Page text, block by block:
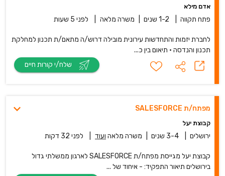
אדם מילא
פתח תקווה 1-2 שנים משרה מלאה לפני 5 שעות
לחברת יזמות והתחדשות עירונית מובילה דרוש/ה מתאם/ת תכנון למחלקת
תכנון והנדסה • תיאום בין כ...
מפתח/ת SALESFORCE
קבוצת יעל
ירושלים 3-4 שנים משרה מלאה ועוד לפני 32 דקות
קבוצת יעל מגייסת מפתח/ת SALESFORCE לארגון ממשלתי גדול
בירושלים תיאור התפקיד: - איחוד של ...